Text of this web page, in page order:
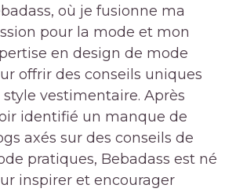
où je fusionne ma
pour la mode et mon
en design de mode
offrir des conseils uniques
style vestimentaire. Après
identifié un manque de
axés sur des conseils de
pratiques, Bebadass est né
inspirer et encourager